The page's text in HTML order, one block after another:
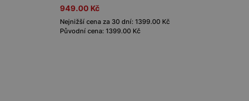
949.00 Kč
Nejnižší cena za 30 dní: 1399.00 Kč
Původní cena: 1399.00 Kč